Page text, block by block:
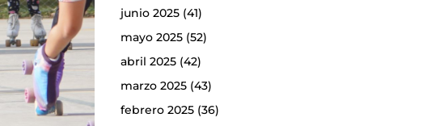
junio 2025(41)
mayo 2025(52)
abril 2025(42)
marzo 2025(43)
febrero 2025(36)